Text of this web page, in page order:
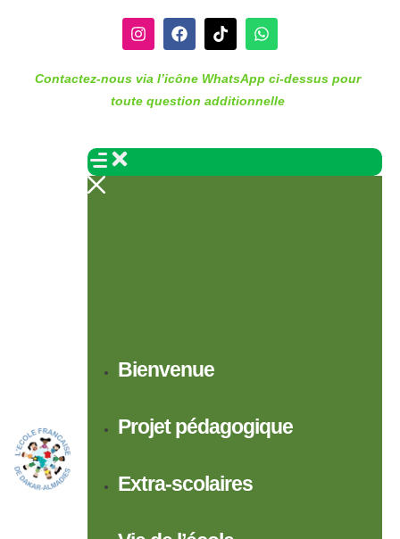
Contactez-nous via l’icône WhatsApp ci-dessus pour
toute question additionnelle
Bienvenue
Projet pédagogique
Extra-scolaires